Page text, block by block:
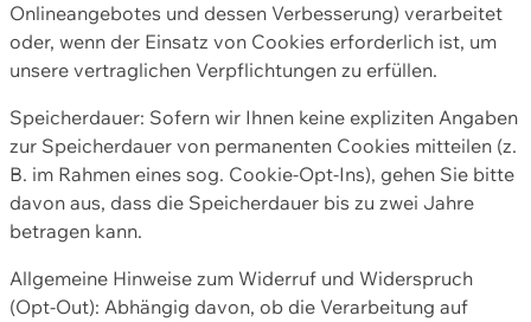
Onlineangebotes und dessen Verbesserung) verarbeitet
oder, wenn der Einsatz von Cookies erforderlich ist, um
unsere vertraglichen Verpflichtungen zu erfüllen.
Speicherdauer: Sofern wir Ihnen keine expliziten Angaben
zur Speicherdauer von permanenten Cookies mitteilen (z.
B. im Rahmen eines sog. Cookie-Opt-Ins), gehen Sie bitte
davon aus, dass die Speicherdauer bis zu zwei Jahre
betragen kann.
Allgemeine Hinweise zum Widerruf und Widerspruch
(Opt-Out): Abhängig davon, ob die Verarbeitung auf